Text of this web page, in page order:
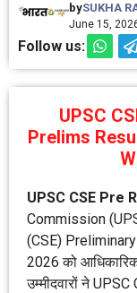
bySUKHA
June 15,
Follow us:
UPSC
Prelims
UPSC CSE Pre
Commission
(CSE)
2026 को
उम्मीदवारों ने